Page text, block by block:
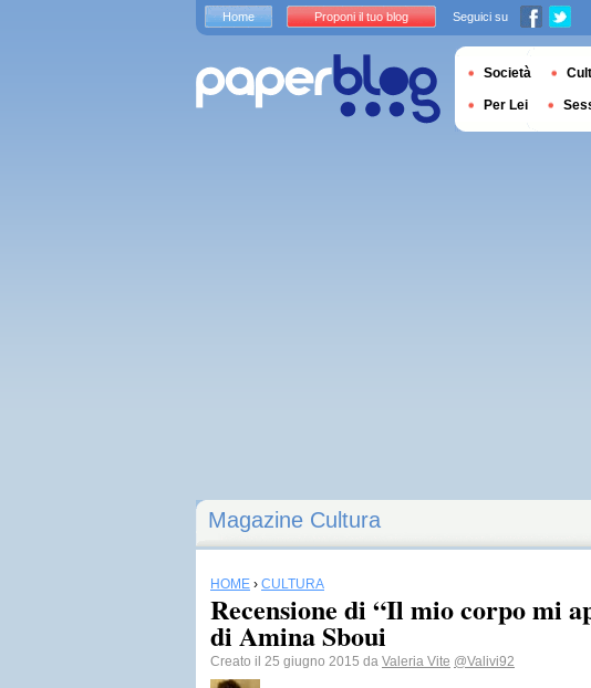
Magazine Cultura
HOME › CULTURA
Recensione di “Il mio corpo mi
di Amina Sboui
Creato il 25 giugno 2015 da Valeria Vite @Valivi92
Home Proponi il tuo blog Seguici su
Società
Per Lei